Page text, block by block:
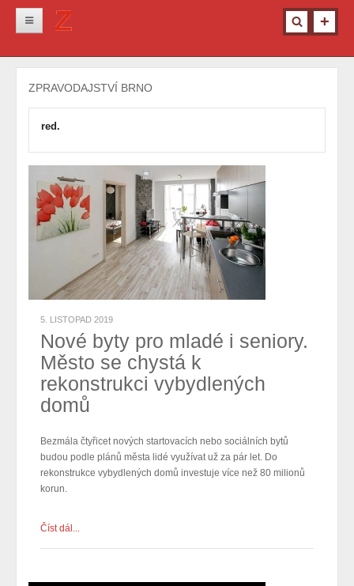
Krimi
Ostatní
ZPRAVODAJSTVÍ BRNO
red.
5. LISTOPAD 2019
Nové byty pro mladé i seniory.
Město se chystá k
rekonstrukci vybydlených
domů
Bezmála čtyřicet nových startovacích nebo sociálních bytů
budou podle plánů města lidé využívat už za pár let. Do
rekonstrukce vybydlených domů investuje více než 80 milionů
korun.
Číst dál...